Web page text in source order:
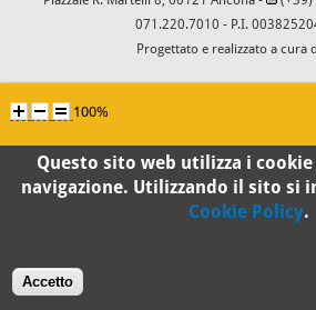
071.220.7010 - P.I.
Progettato e realizzato a cura
100%
Standard
Questo sito web utilizza i
navigazione. Utilizzando il sito si
Cookie Policy.
Accetto